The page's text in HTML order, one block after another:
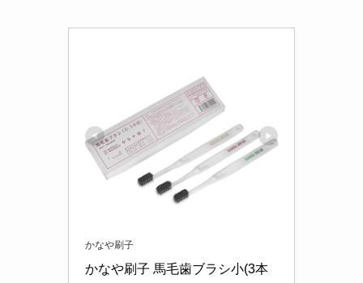
かなや刷子
かなや刷子 馬毛歯ブラシ小(3本